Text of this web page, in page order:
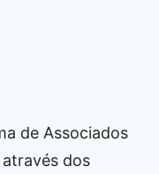
de Associados
dos